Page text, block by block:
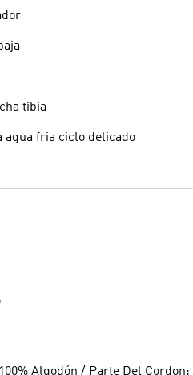
tibia
agua fria ciclo delicado
Algodón / Parte Del Cordon: